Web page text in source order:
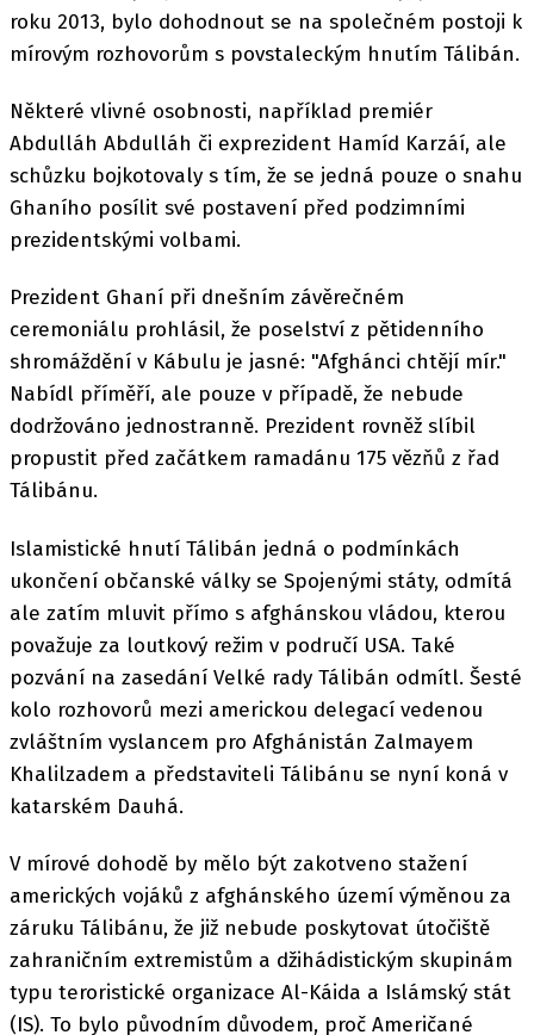
roku 2013, bylo dohodnout se na společném postoji k
mírovým rozhovorům s povstaleckým hnutím Tálibán.
Některé vlivné osobnosti, například premiér
Abdulláh Abdulláh či exprezident Hamíd Karzáí, ale
schůzku bojkotovaly s tím, že se jedná pouze o snahu
Ghaního posílit své postavení před podzimními
prezidentskými volbami.
Prezident Ghaní při dnešním závěrečném
ceremoniálu prohlásil, že poselství z pětidenního
shromáždění v Kábulu je jasné: "Afghánci chtějí mír."
Nabídl příměří, ale pouze v případě, že nebude
dodržováno jednostranně. Prezident rovněž slíbil
propustit před začátkem ramadánu 175 vězňů z řad
Tálibánu.
Islamistické hnutí Tálibán jedná o podmínkách
ukončení občanské války se Spojenými státy, odmítá
ale zatím mluvit přímo s afghánskou vládou, kterou
považuje za loutkový režim v područí USA. Také
pozvání na zasedání Velké rady Tálibán odmítl. Šesté
kolo rozhovorů mezi americkou delegací vedenou
zvláštním vyslancem pro Afghánistán Zalmayem
Khalilzadem a představiteli Tálibánu se nyní koná v
katarském Dauhá.
V mírové dohodě by mělo být zakotveno stažení
amerických vojáků z afghánského území výměnou za
záruku Tálibánu, že již nebude poskytovat útočiště
zahraničním extremistům a džihádistickým skupinám
typu teroristické organizace Al-Káida a Islámský stát
(IS). To bylo původním důvodem, proč Američané